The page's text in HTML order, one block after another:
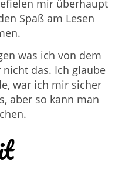
mir überhaupt
Spaß am Lesen
was ich von dem
das. Ich glaube
war ich mir sicher
aber so kann man